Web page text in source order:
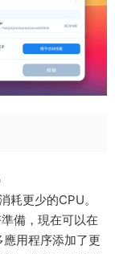
更少的CPU。
備，現在可以在
用程序添加了更